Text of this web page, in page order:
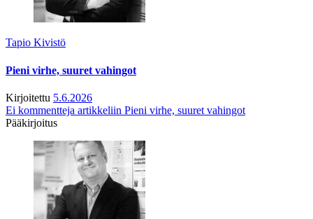
Tapio Kivistö
Pieni virhe, suuret vahingot
Kirjoitettu 5.6.2026
Ei kommentteja artikkeliin Pieni virhe, suuret vahingot
Pääkirjoitus